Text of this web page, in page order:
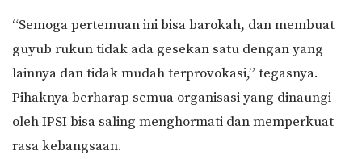
“Semoga pertemuan ini bisa barokah, dan membuat
guyub rukun tidak ada gesekan satu dengan yang
lainnya dan tidak mudah terprovokasi,” tegasnya.
Pihaknya berharap semua organisasi yang dinaungi
oleh IPSI bisa saling menghormati dan memperkuat
rasa kebangsaan.